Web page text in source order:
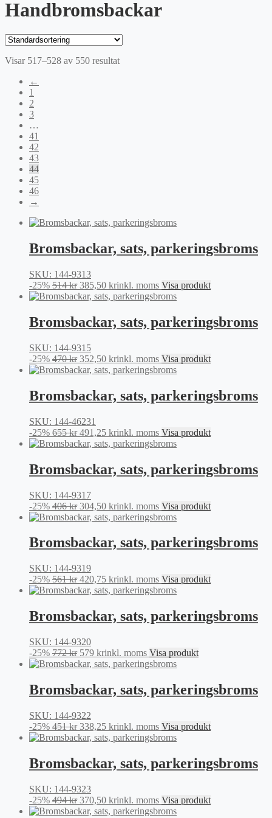
Handbromsbackar
Visar 517–528 av 550 resultat
←
1
2
3
…
41
42
43
44
45
46
→
Bromsbackar, sats, parkeringsbroms
SKU: 144-9313
-25% 514kr Det
ursprungliga
var:
514 kr.
385,50 krDet
nuvarande
385,50 kr.
inkl. moms Visa produkt
Bromsbackar, sats, parkeringsbroms
SKU: 144-9315
-25% 470kr Det
ursprungliga
var:
470 kr.
352,50 krDet
nuvarande
352,50 kr.
inkl. moms Visa produkt
Bromsbackar, sats, parkeringsbroms
SKU: 144-46231
-25% 655kr Det
ursprungliga
var:
655 kr.
491,25 krDet
nuvarande
491,25 kr.
inkl. moms Visa produkt
Bromsbackar, sats, parkeringsbroms
SKU: 144-9317
-25% 406kr Det
ursprungliga
var:
406 kr.
304,50 krDet
nuvarande
är:
304,50 kr.
inkl. moms Visa produkt
Bromsbackar, sats, parkeringsbroms
SKU: 144-9319
-25% 561kr Det
ursprungliga
var:
561 kr.
420,75 krDet
nuvarande
420,75 kr.
inkl. moms Visa produkt
Bromsbackar, sats, parkeringsbroms
SKU: 144-9320
-25% 772kr Det
ursprungliga
var:
772 kr.
579 krDet
nuvarande
579 kr.
inkl. moms Visa produkt
Bromsbackar, sats, parkeringsbroms
SKU: 144-9322
-25% 451kr Det
ursprungliga
var:
451 kr.
338,25 krDet
nuvarande
338,25 kr.
inkl. moms Visa produkt
Bromsbackar, sats, parkeringsbroms
SKU: 144-9323
-25% 494kr Det
ursprungliga
370,50 krDet
nuvarande
inkl. moms Visa produkt